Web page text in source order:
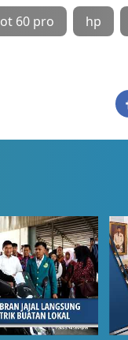
60 pro hp